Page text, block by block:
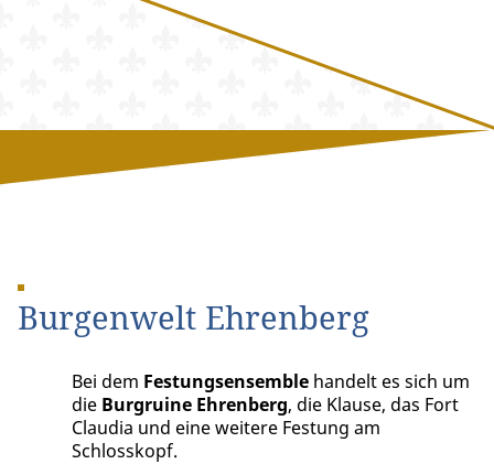
Burgenwelt Ehrenberg
Bei dem Festungsensemblehandelt es sich um
die Burgruine Ehrenberg, die Klause, das Fort
Claudia und eine weitere Festung am
Schlosskopf.